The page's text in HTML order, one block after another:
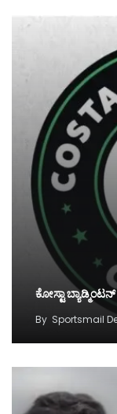
ಕೋಸ್ಟಾ
By Sportsmail